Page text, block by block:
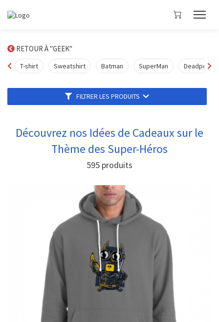
RETOUR À "GEEK"
T-shirt Sweatshirt Batman SuperMan Deadpool
FILTRER LES PRODUITS
Découvrez nos Idées de Cadeaux sur le
Thème des Super-Héros
595 produits